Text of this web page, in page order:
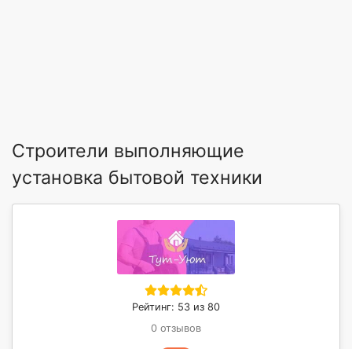
Строители выполняющие
установка бытовой техники
Рейтинг: 53 из 80
0 отзывов